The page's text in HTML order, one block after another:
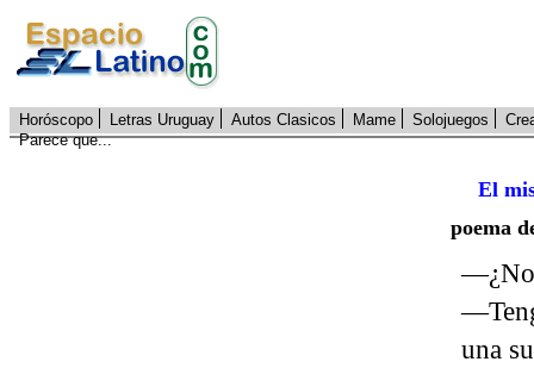
Horóscopo Letras Uruguay Autos Clasicos Mame Solojuegos
Parece que...
El
poema
—¿No
una